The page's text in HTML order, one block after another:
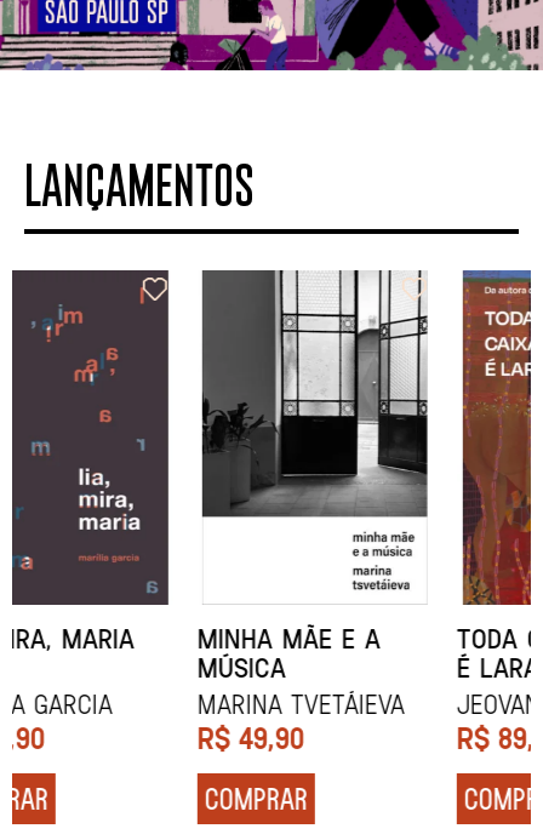
LANÇAMENTOS
MINHA MÃE E A
Marina Tvetáieva
R$
COMPRAR
TODA CAIXA-PRETA
É LARANJA
Jeovanna Vieira
R$
COMPRAR